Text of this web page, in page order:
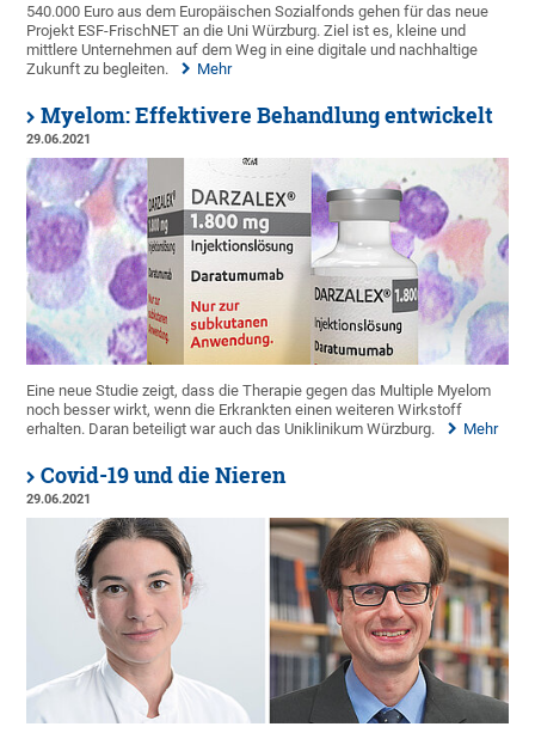
540.000 Euro aus dem Europäischen Sozialfonds gehen für das neue
Projekt ESF-FrischNET an die Uni Würzburg. Ziel ist es, kleine und
mittlere Unternehmen auf dem Weg in eine digitale und nachhaltige
Zukunft zu begleiten.
Mehr
Myelom: Effektivere Behandlung entwickelt
29.06.2021
Eine neue Studie zeigt, dass die Therapie gegen das Multiple Myelom
noch besser wirkt, wenn die Erkrankten einen weiteren Wirkstoff
erhalten. Daran beteiligt war auch das Uniklinikum Würzburg.
Mehr
Covid-19 und die Nieren
29.06.2021